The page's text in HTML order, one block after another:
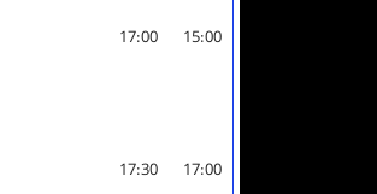
15:00
17:00
17:00
17:30